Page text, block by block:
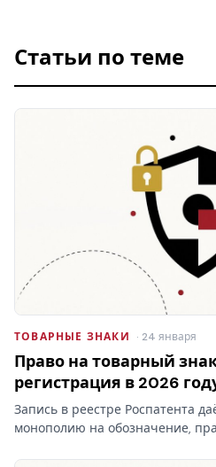
Статьи по теме
ТОВАРНЫЕ ЗНАКИ · 24 января
Право на товарный
регистрация в 2026
Запись в реестре Роспатента
монополию на обозначение,